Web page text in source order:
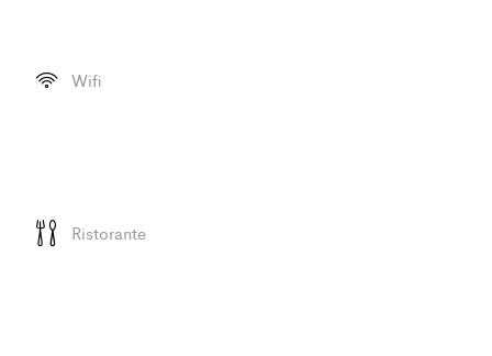
Wifi
Ristorante